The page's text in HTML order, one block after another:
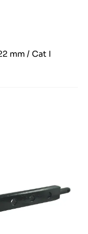
mm / Cat I